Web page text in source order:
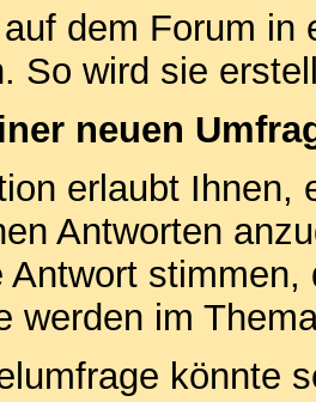
dem Forum in
So wird sie
neuen
erlaubt Ihnen,
Antworten
Antwort
werden im
könnte